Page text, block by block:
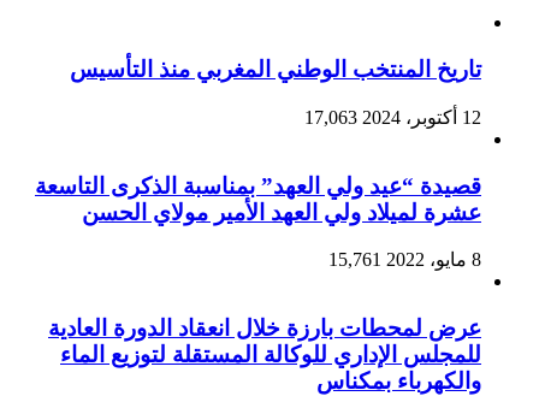
تاريخ المنتخب الوطني المغربي منذ التأسيس
12 أكتوبر، 2024 17,063
قصيدة “عيد ولي العهد” بمناسبة الذكرى التاسعة
عشرة لميلاد ولي العهد الأمير مولاي الحسن
8 مايو، 2022 15,761
عرض لمحطات بارزة خلال انعقاد الدورة العادية
للمجلس الإداري للوكالة المستقلة لتوزيع الماء
والكهرباء بمكناس